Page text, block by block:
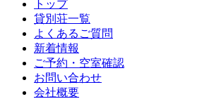
トップ
貸別荘一覧
よくあるご質問
新着情報
ご予約・空室確認
お問い合わせ
会社概要